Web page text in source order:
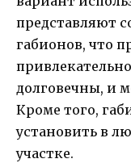
представляют
габионов, что
долговечны, и
Кроме того,
установить в
участке.